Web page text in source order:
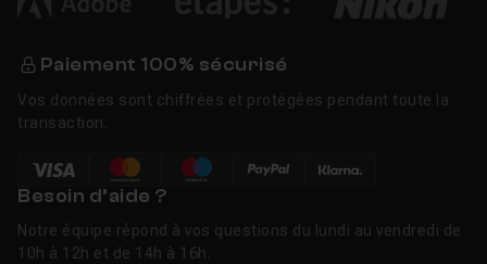
Paiement 100% sécurisé
Vos données sont chiffrées et protégées pendant toute la
transaction.
Besoin d’aide ?
Notre équipe répond à vos questions du lundi au vendredi de
10h à 12h et de 14h à 16h.